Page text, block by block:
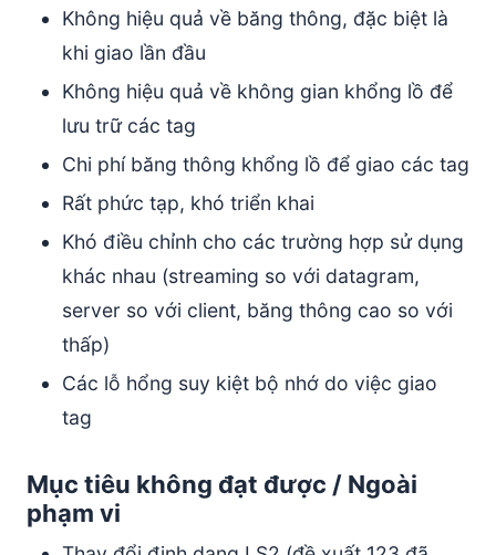
Không hiệu quả về băng thông, đặc biệt là
khi giao lần đầu
Không hiệu quả về không gian khổng lồ để
lưu trữ các tag
Chi phí băng thông khổng lồ để giao các tag
Rất phức tạp, khó triển khai
Khó điều chỉnh cho các trường hợp sử dụng
khác nhau (streaming so với datagram,
server so với client, băng thông cao so với
thấp)
Các lỗ hổng suy kiệt bộ nhớ do việc giao
tag
Mục tiêu không đạt được / Ngoài
phạm vi